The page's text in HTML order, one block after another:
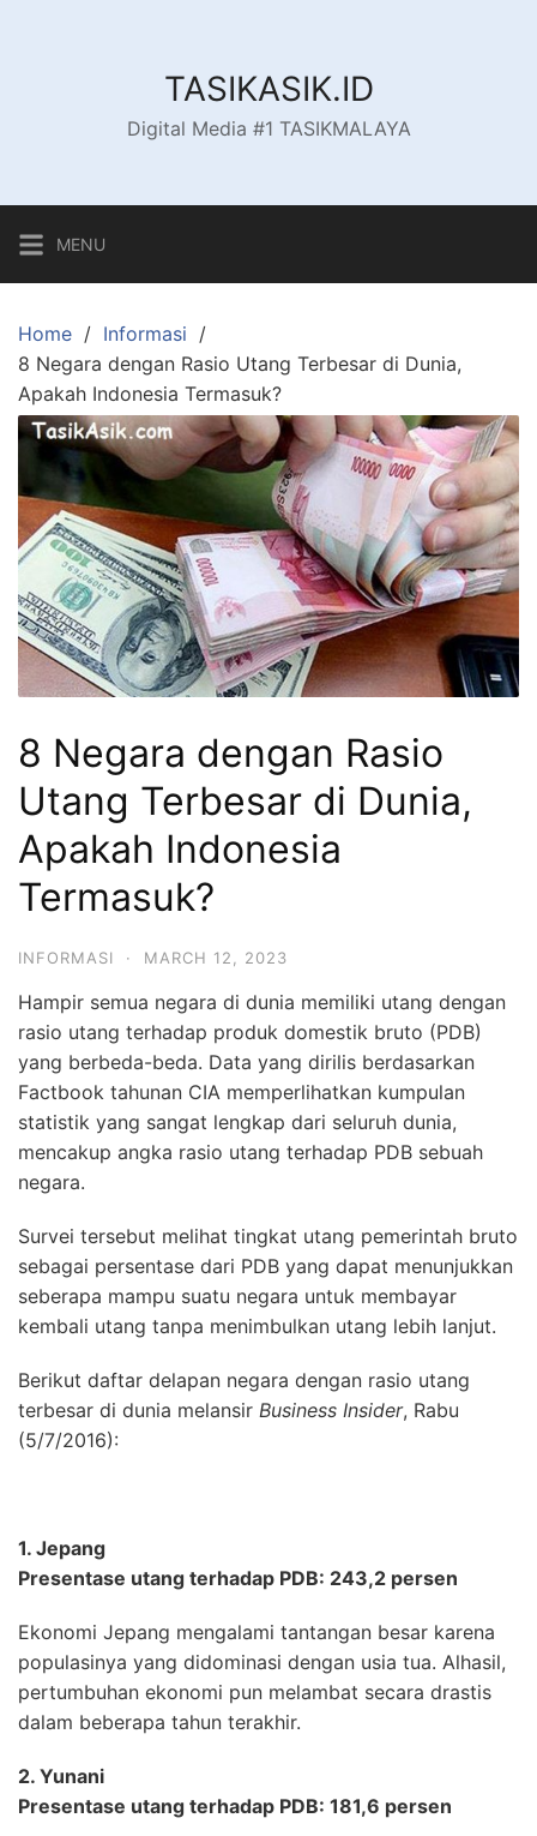
TASIKASIK.ID
Digital Media #1 TASIKMALAYA
MENU
Home
Informasi
8 Negara dengan Rasio Utang Terbesar di Dunia,
Apakah Indonesia Termasuk?
8 Negara dengan Rasio
Utang Terbesar di Dunia,
Apakah Indonesia
Termasuk?
INFORMASI · MARCH 12, 2023
Hampir semua negara di dunia memiliki utang dengan
rasio utang terhadap produk domestik bruto (PDB)
yang berbeda-beda. Data yang dirilis berdasarkan
Factbook tahunan CIA memperlihatkan kumpulan
statistik yang sangat lengkap dari seluruh dunia,
mencakup angka rasio utang terhadap PDB sebuah
negara.
Survei tersebut melihat tingkat utang pemerintah bruto
sebagai persentase dari PDB yang dapat menunjukkan
seberapa mampu suatu negara untuk membayar
kembali utang tanpa menimbulkan utang lebih lanjut.
Berikut daftar delapan negara dengan rasio utang
terbesar di dunia melansir Business Insider, Rabu
(5/7/2016):
1. Jepang
Presentase utang terhadap PDB: 243,2 persen
Ekonomi Jepang mengalami tantangan besar karena
populasinya yang didominasi dengan usia tua. Alhasil,
pertumbuhan ekonomi pun melambat secara drastis
dalam beberapa tahun terakhir.
2. Yunani
Presentase utang terhadap PDB: 181,6 persen